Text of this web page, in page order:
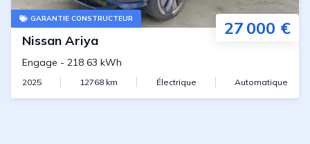
GARANTIE CONSTRUCTEUR 27 000 €
Nissan Ariya
Engage - 218 63 kWh
2025 12768 km Électrique Automatique